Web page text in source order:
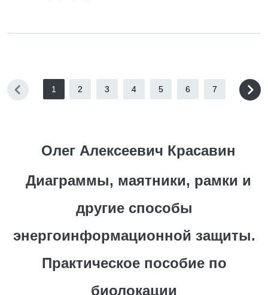
1 2 3 4 5 6 7
Олег Алексеевич Красавин
Диаграммы, маятники, рамки и
другие способы
энергоинформационной защиты.
Практическое пособие по
биолокации